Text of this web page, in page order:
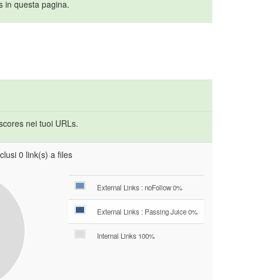
in questa pagina.
nei tuoi URLs.
0 link(s) a files
External Links : noFollow 0%
External Links : Passing Juice 0%
Internal Links 100%